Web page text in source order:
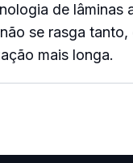
de lâminas
se rasga
mais longa.